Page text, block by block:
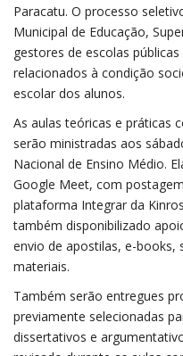
Paracatu. O processo
Municipal de Educação,
gestores de escolas
relacionados à condição
escolar dos alunos.
As aulas teóricas e práticas
serão ministradas aos
Nacional de Ensino Médio.
Google Meet, com
plataforma Integrar da
também disponibilizado
envio de apostilas, e-books,
materiais.
Também serão entregues
previamente selecionadas
dissertativos e